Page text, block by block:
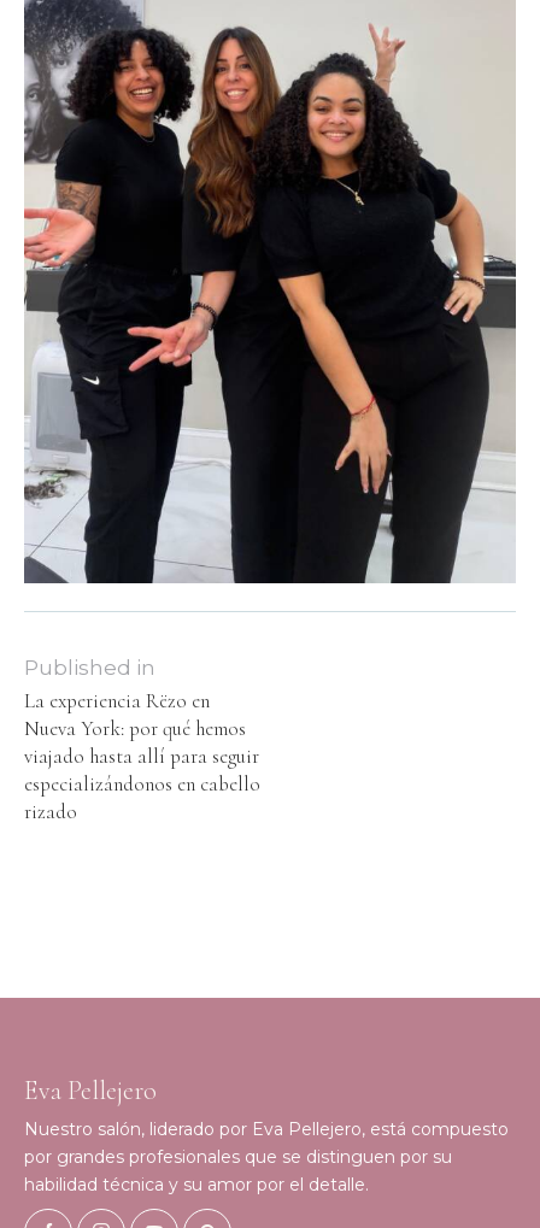
Published in
La experiencia Rëzo en
Nueva York: por qué hemos
viajado hasta allí para seguir
especializándonos en cabello
rizado
Eva Pellejero
Nuestro salón, liderado por Eva Pellejero, está compuesto
por grandes profesionales que se distinguen por su
habilidad técnica y su amor por el detalle.